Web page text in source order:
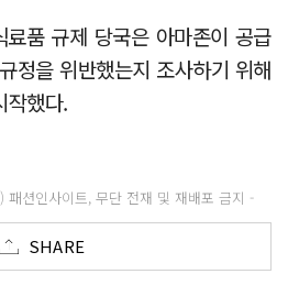
품 규제 당국은 아마존이 공급
정을 위반했는지 조사하기 위해
작했다.
션인사이트, 무단 전재 및 재배포 금지 -
SHARE